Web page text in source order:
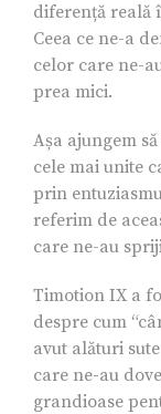
diferență reală
Ceea ce ne-a
celor care ne-
prea mici.
Așa ajungem
cele mai unite
prin
referim de
care ne-au
Timotion IX a
despre cum
avut alături
care ne-au
grandioase